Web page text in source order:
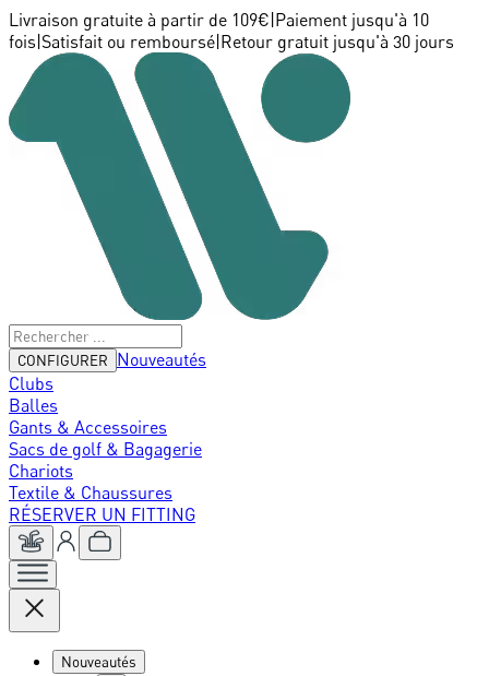
Livraison gratuite à partir de 109€ Paiement jusqu'à 10
fois Satisfait ou remboursé Retour gratuit jusqu'à 30 jours
CONFIGURER
Nouveautés
Clubs
Balles
Gants & Accessoires
Sacs de golf & Bagagerie
Chariots
Textile & Chaussures
RÉSERVER UN FITTING
Nouveautés